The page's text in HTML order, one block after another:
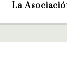
La